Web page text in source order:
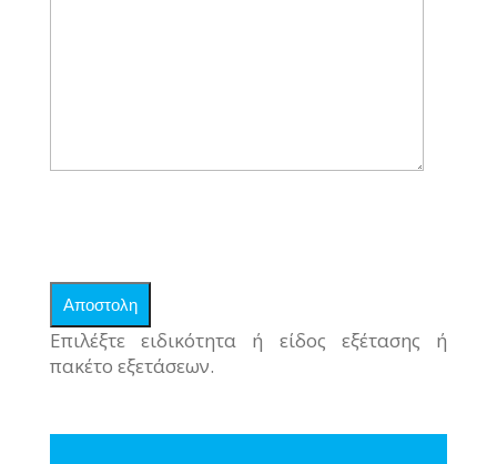
Επιλέξτε ειδικότητα ή είδος εξέτασης ή
πακέτο εξετάσεων.